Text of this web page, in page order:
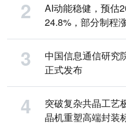
AI动能稳健，预估
24.8%，部分制程
中国信息通信研究
正式发布
突破复杂共晶工艺
晶机重塑高端封装